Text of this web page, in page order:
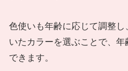
色使いも年齢に応じて調整
いたカラーを選ぶことで、
できます。